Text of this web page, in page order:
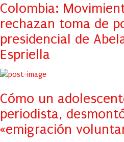
Colombia:
rechazan toma de
presidencial de
Espriella
Cómo un
periodista,
«emigración